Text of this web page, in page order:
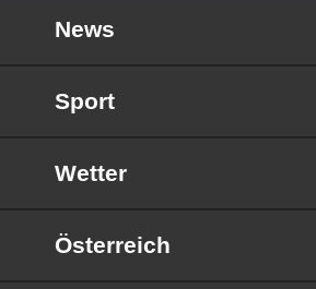
News
Sport
Wetter
Österreich